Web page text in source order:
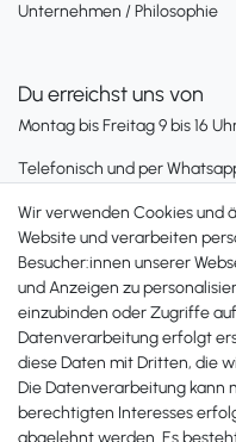
Unternehmen / Philosophie
Du erreichst uns von
Montag bis Freitag 9 bis 16
Telefonisch und per
+49 561 287 907 84
Wir verwenden Cookies und
Website und verarbeiten
Besucher:innen unserer
und Anzeigen zu
einzubinden oder Zugriffe
Datenverarbeitung erfolgt
diese Daten mit Dritten, die
Die Datenverarbeitung kann
berechtigten Interesses
abgelehnt werden. Es